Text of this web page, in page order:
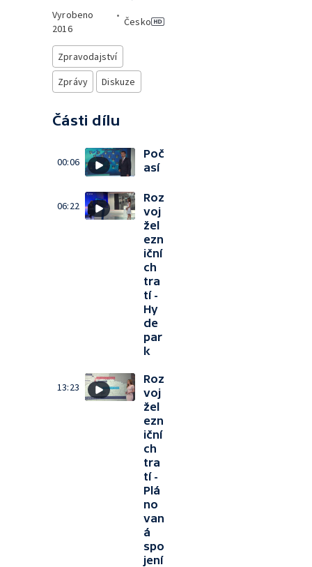
Vyrobeno
2016
•
Česko
Zpravodajství
Zprávy
Diskuze
Části dílu
00:06
Poč
así
06:22
Roz
voj
žel
ezn
iční
ch
tra
tí -
Hy
de
par
k
13:23
Roz
voj
žel
ezn
iční
ch
tra
tí -
Plá
no
van
á
spo
jení